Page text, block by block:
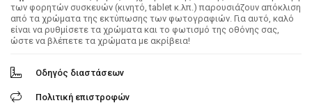
των φορητών συσκευών (κινητό, tablet κ.λπ.) παρουσιάζουν απόκλιση
από τα χρώματα της εκτύπωσης των φωτογραφιών. Για αυτό, καλό
είναι να ρυθμίσετε τα χρώματα και το φωτισμό της οθόνης σας,
ώστε να βλέπετε τα χρώματα με ακρίβεια!
Οδηγός διαστάσεων
Πολιτική επιστροφών